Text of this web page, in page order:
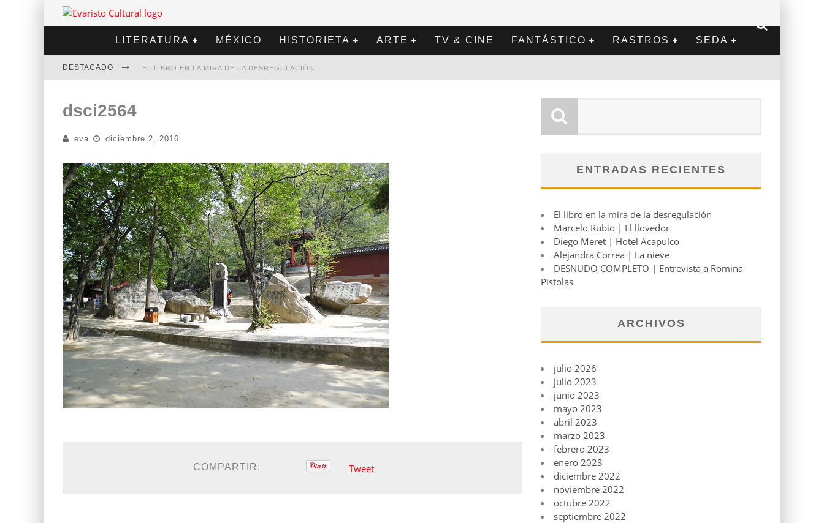
LITERATURA MÉXICO HISTORIETA ARTE TV & CINE FANTÁSTICO RASTROS SEDA
DESTACADO EL LIBRO EN LA MIRA DE LA DESREGULACIÓN
ALEJANDRA CORREA | LA NIEVE
dsci2564
eva diciembre 2, 2016
COMPARTIR: Tweet
ENTRADAS RECIENTES
El libro en la mira de la desregulación
Marcelo Rubio | El llovedor
Diego Meret | Hotel Acapulco
Alejandra Correa | La nieve
DESNUDO COMPLETO | Entrevista a Romina
Pistolas
ARCHIVOS
julio 2026
julio 2023
junio 2023
mayo 2023
abril 2023
marzo 2023
febrero 2023
enero 2023
diciembre 2022
noviembre 2022
octubre 2022
septiembre 2022